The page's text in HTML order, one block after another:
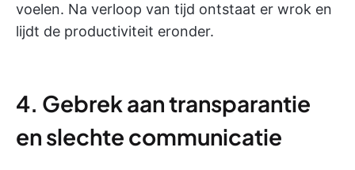
voelen. Na verloop van tijd ontstaat er wrok en
lijdt de productiviteit eronder.
4. Gebrek aan transparantie
en slechte communicatie